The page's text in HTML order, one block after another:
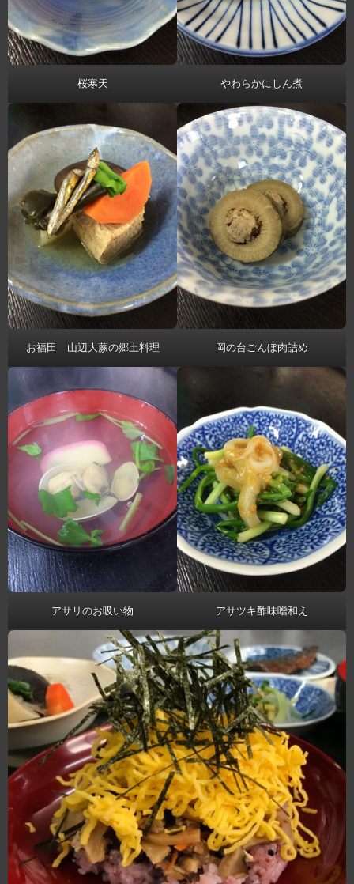
桜寒天 やわらかにしん煮
お福田 山辺大蕨の郷土料理 岡の台ごんぼ肉詰め
アサリのお吸い物 アサツキ酢味噌和え